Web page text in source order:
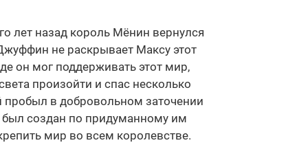
лет назад король Мёнин вернулся
не раскрывает Максу этот
он мог поддерживать этот мир,
произойти и спас несколько
в добровольном заточении
был создан по придуманному им
мир во всем королевстве.